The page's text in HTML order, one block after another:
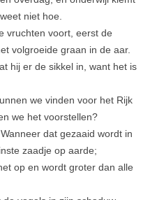
niet hoe.
vruchten voort, eerst de
volgroeide graan in de aar.
hij er de sikkel in, want het is
we vinden voor het Rijk
we het voorstel­len?
dat gezaaid wordt in
zaadje op aarde;
op en wordt groter dan alle